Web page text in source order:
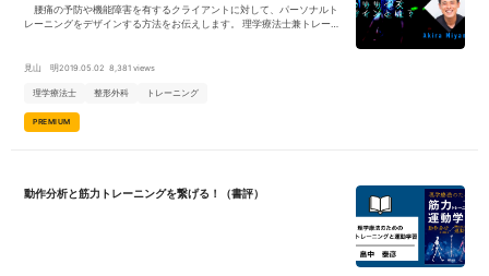
腰痛の予防や機能障害を有するクライアントに対して、パーソナルト
レーニングをデザインする方法をお伝えします。 理学療法士兼トレーナ
る機会が多いです。 その際、徒手的対応だけでなく幅広い対応方法のな
ます。 パーソナルトレーニングだけではなく日々の臨床でも十分応用可
見山 明2019.05.02 8,381 views
理学療法士 整形外科 トレーニング
PREMIUM
動作分析と筋力トレーニングを繋げる！（書評）